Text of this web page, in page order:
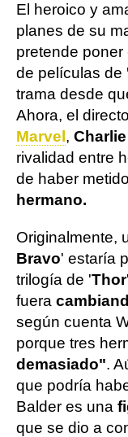
El heroico y
planes de su
pretende
de películas de
trama desde
Ahora, el
Marvel ,
rivalidad entre
de haber
hermano.
Originalmente,
Bravo' estaría
trilogía de 'Thor
fuera
según cuenta
porque tres
demasiado".
que podría
Balder es una
que se dio a